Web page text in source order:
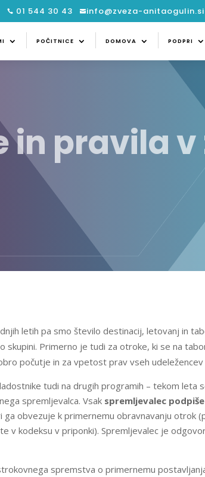
 01 544 30 43  info@zveza-anitaogulin.si
POČITNICE DOMOVA PODPRI
POČITNICE DOMOVA
pravila v
letih pa smo število destinacij, letovanj in
skupini. Primerno je tudi za otroke, ki se na
počutje in za vpetost prav vseh udeležencev
tudi na drugih programih – tekom leta
spremljevalca. Vsak spremljevalec
ga obvezuje k primernemu obravnavanju otrok
v kodeksu v priponki). Spremljevalec je
spremstva o primernemu